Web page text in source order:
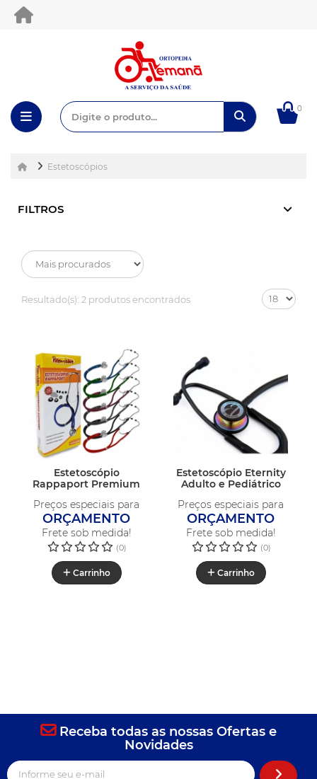
0
Estetoscópios
FILTROS
Resultado(s): 2 produtos encontrados
Estetoscópio
Rappaport Premium
Preços especiais para
ORÇAMENTO
Frete sob medida!
(0)
Carrinho
Estetoscópio Eternity
Adulto e Pediátrico
Preços especiais para
ORÇAMENTO
Frete sob medida!
(0)
Carrinho
Receba todas as nossas Ofertas e
Novidades